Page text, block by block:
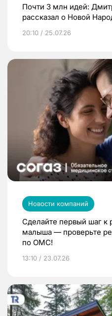
Почти 3 млн идей:
рассказал о Новой
20:10 / 25.07.26
Новости компаний
Сделайте первый шаг
малыша — проверьте
по ОМС!
13:10 / 23.07.26